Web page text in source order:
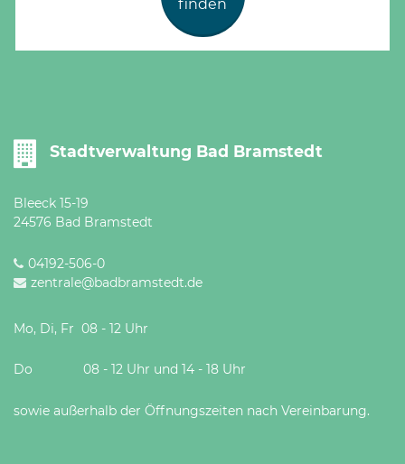
finden
Stadtverwaltung Bad Bramstedt
Bleeck 15-19
24576 Bad Bramstedt
04192-506-0
zentrale@badbramstedt.de
Mo, Di, Fr 08 - 12 Uhr
Do 08 - 12 Uhr und 14 - 18 Uhr
sowie außerhalb der Öffnungszeiten nach Vereinbarung.